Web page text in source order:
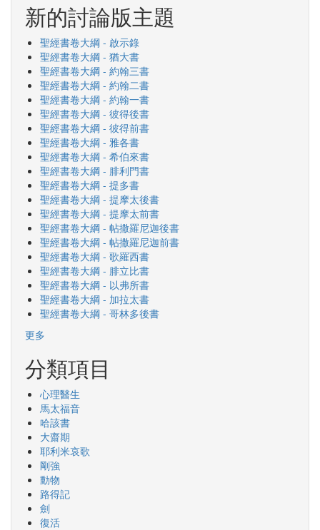
新的討論版主題
聖經書卷大綱 - 啟示錄
聖經書卷大綱 - 猶大書
聖經書卷大綱 - 約翰三書
聖經書卷大綱 - 約翰二書
聖經書卷大綱 - 約翰一書
聖經書卷大綱 - 彼得後書
聖經書卷大綱 - 彼得前書
聖經書卷大綱 - 雅各書
聖經書卷大綱 - 希伯來書
聖經書卷大綱 - 腓利門書
聖經書卷大綱 - 提多書
聖經書卷大綱 - 提摩太後書
聖經書卷大綱 - 提摩太前書
聖經書卷大綱 - 帖撒羅尼迦後書
聖經書卷大綱 - 帖撒羅尼迦前書
聖經書卷大綱 - 歌羅西書
聖經書卷大綱 - 腓立比書
聖經書卷大綱 - 以弗所書
聖經書卷大綱 - 加拉太書
聖經書卷大綱 - 哥林多後書
更多
分類項目
心理醫生
馬太福音
哈該書
大齋期
耶利米哀歌
剛強
動物
路得記
劍
復活